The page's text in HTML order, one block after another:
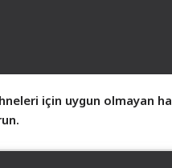
için uygun olmayan